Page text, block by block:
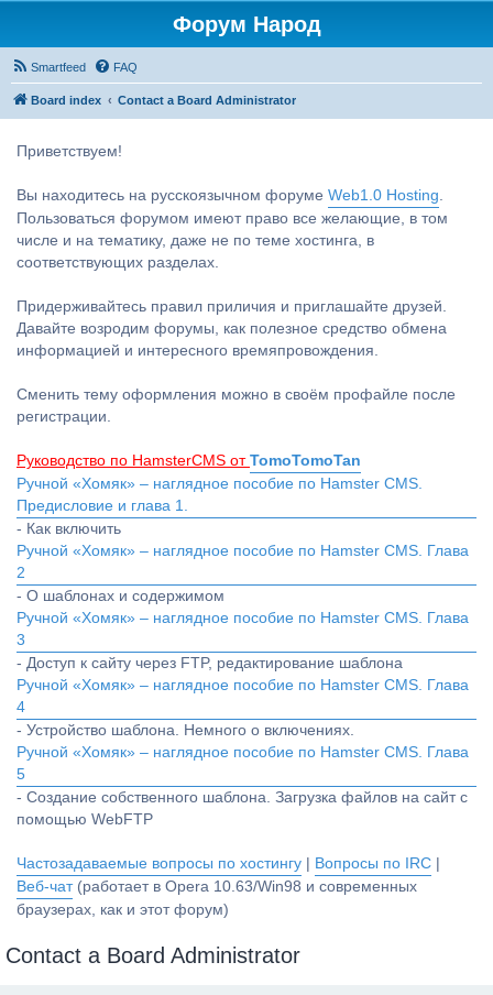
Форум Народ
Smartfeed FAQ
Board index Contact a Board Administrator
Приветствуем!
Вы находитесь на русскоязычном форуме Web1.0 Hosting.
Пользоваться форумом имеют право все желающие, в том
числе и на тематику, даже не по теме хостинга, в
соответствующих разделах.
Придерживайтесь правил приличия и приглашайте друзей.
Давайте возродим форумы, как полезное средство обмена
информацией и интересного времяпровождения.
Сменить тему оформления можно в своём профайле после
регистрации.
Руководство по HamsterCMS от TomoTomoTan
Ручной «Хомяк» – наглядное пособие по Hamster CMS.
Предисловие и глава 1.
- Как включить
Ручной «Хомяк» – наглядное пособие по Hamster CMS. Глава
2
- О шаблонах и содержимом
Ручной «Хомяк» – наглядное пособие по Hamster CMS. Глава
3
- Доступ к сайту через FTP, редактирование шаблона
Ручной «Хомяк» – наглядное пособие по Hamster CMS. Глава
4
- Устройство шаблона. Немного о включениях.
Ручной «Хомяк» – наглядное пособие по Hamster CMS. Глава
5
- Создание собственного шаблона. Загрузка файлов на сайт с
помощью WebFTP
Частозадаваемые вопросы по хостингу Вопросы по IRC
Веб-чат(работает в Opera 10.63/Win98 и современных
браузерах, как и этот форум)
Contact a Board Administrator